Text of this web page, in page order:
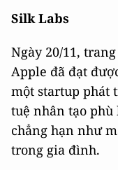
Silk Labs
Ngày 20/11,
Apple đã đạt
một startup phát
tuệ nhân tạo
chẳng hạn như
trong gia đình.